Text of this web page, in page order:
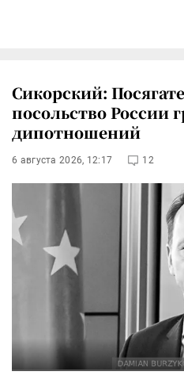
Сикорский:
посольство России
дипотношений
6 августа 2026, 12:17 12